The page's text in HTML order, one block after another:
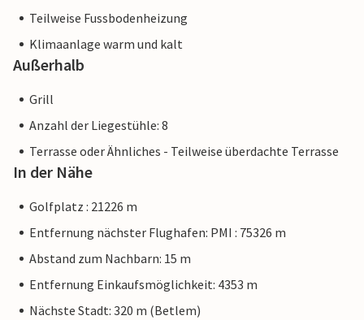
Hinweis: Diese Unterkunft wird von einem privaten
Eigentümer verwaltet, nicht von einem Unternehmen oder
Verbraucherrecht möglicherweise nicht gilt. Sie können
jedoch sicher sein, dass wir Ihnen denselben Kundenservice
bieten und Ihr Aufenthalt sich nicht von einer Buchung bei
unterscheidet.
Teilweise Fussbodenheizung
Klimaanlage warm und kalt
Außerhalb
Grill
Anzahl der Liegestühle: 8
Terrasse oder Ähnliches - Teilweise überdachte Terrasse
In der Nähe
Golfplatz : 21226 m
Entfernung nächster Flughafen: PMI : 75326 m
Abstand zum Nachbarn: 15 m
Entfernung Einkaufsmöglichkeit: 4353 m
Nächste Stadt: 320 m (Betlem)